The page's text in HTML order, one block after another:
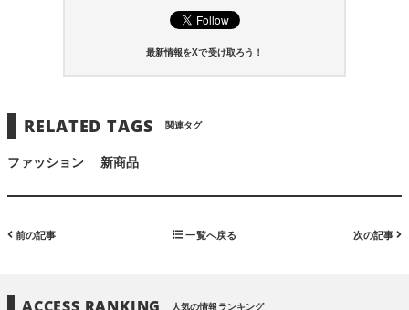
最新情報をXで受け取ろう！
RELATED TAGS 関連タグ
ファッション 新商品
前の記事 一覧へ戻る 次の記事
人気の情報ランキング